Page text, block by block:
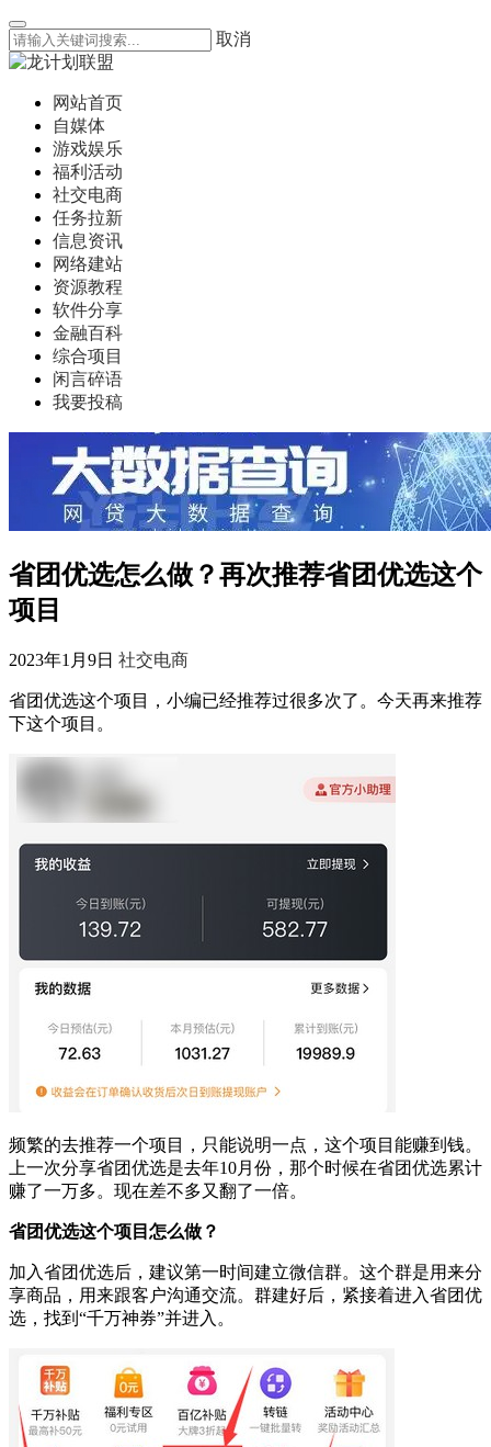
取消
网站首页
自媒体
游戏娱乐
福利活动
社交电商
任务拉新
信息资讯
网络建站
资源教程
软件分享
金融百科
综合项目
闲言碎语
我要投稿
省团优选怎么做？再次推荐省团优选这个
项目
2023年1月9日 社交电商
省团优选这个项目，小编已经推荐过很多次了。今天再来推荐
下这个项目。
频繁的去推荐一个项目，只能说明一点，这个项目能赚到钱。
上一次分享省团优选是去年10月份，那个时候在省团优选累计
赚了一万多。现在差不多又翻了一倍。
省团优选这个项目怎么做？
加入省团优选后，建议第一时间建立微信群。这个群是用来分
享商品，用来跟客户沟通交流。群建好后，紧接着进入省团优
选，找到“千万神券”并进入。